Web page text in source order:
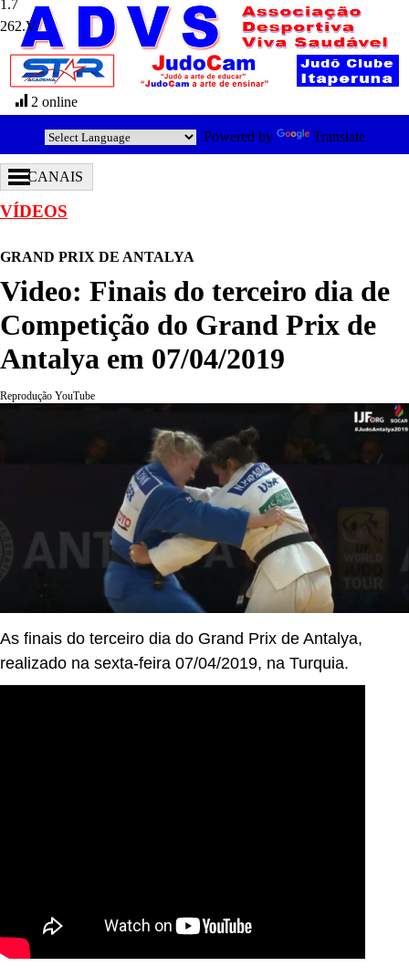
2 online
Powered by Translate
CANAIS
VÍDEOS
GRAND PRIX DE ANTALYA
Video: Finais do terceiro dia de
Competição do Grand Prix de
Antalya em 07/04/2019
262.V
Reprodução YouTube
As finais do terceiro dia do Grand Prix de Antalya,
realizado na sexta-feira 07/04/2019, na Turquia.